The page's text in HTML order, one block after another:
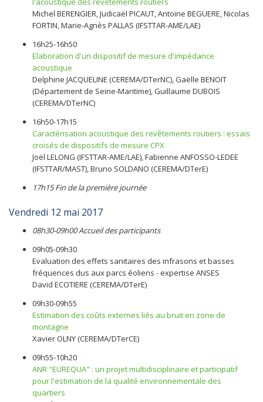
Michel BERENGIER, Judicaël PICAUT, Antoine BEGUERE, Nicolas
FORTIN, Marie-Agnès PALLAS (IFSTTAR-AME/LAE)
16h25-16h50
Elaboration d'un dispositif de mesure d'impédance
acoustique
Delphine JACQUELINE (CEREMA/DTerNC), Gaëlle BENOIT
(Département de Seine-Maritime), Guillaume DUBOIS
(CEREMA/DTerNC)
16h50-17h15
Caractérisation acoustique des revêtements routiers : essais
croisés de dispositifs de mesure CPX
Joël LELONG (IFSTTAR-AME/LAE), Fabienne ANFOSSO-LEDEE
(IFSTTAR/MAST), Bruno SOLDANO (CEREMA/DTerE)
17h15 Fin de la première journée
Vendredi 12 mai 2017
08h30-09h00 Accueil des participants
09h05-09h30
Evaluation des effets sanitaires des infrasons et basses
fréquences dus aux parcs éoliens - expertise ANSES
David ECOTIERE (CEREMA/DTerE)
09h30-09h55
Estimation des coûts externes liés au bruit en zone de
montagne
Xavier OLNY (CEREMA/DTerCE)
09h55-10h20
ANR "EUREQUA" : un projet multidisciplinaire et participatif
pour l'estimation de la qualité environnementale des
quartiers